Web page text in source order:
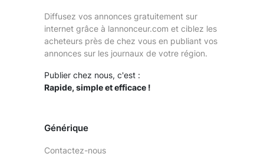
Diffusez vos annonces gratuitement sur
internet grâce à lannonceur.com et ciblez les
acheteurs près de chez vous en publiant vos
annonces sur les journaux de votre région.
Publier chez nous, c'est :
Rapide, simple et efficace !
Générique
Contactez-nous